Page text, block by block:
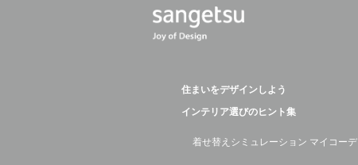
住まいをデザインしよう
インテリア選びのヒント集
着せ替えシミュレーション マイコーデ